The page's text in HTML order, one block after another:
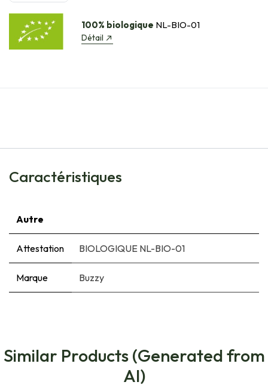
100% biologique NL-BIO-01
Détail
Caractéristiques
Autre
Attestation BIOLOGIQUE NL-BIO-01
Marque Buzzy
Similar Products (Generated from
AI)